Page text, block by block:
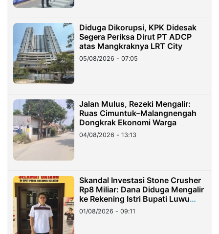
Diduga Dikorupsi, KPK Didesak
Segera Periksa Dirut PT ADCP
atas Mangkraknya LRT City
05/08/2026 - 07:05
Jalan Mulus, Rezeki Mengalir:
Ruas Cimuntuk–Malangnengah
Dongkrak Ekonomi Warga
04/08/2026 - 13:13
Skandal Investasi Stone Crusher
Rp8 Miliar: Dana Diduga Mengalir
ke Rekening Istri Bupati Luwu
Timur
01/08/2026 - 09:11